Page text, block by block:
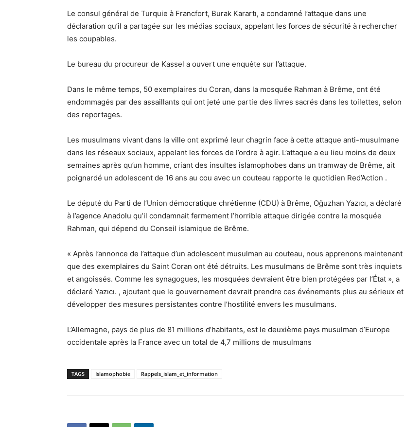
Le consul général de Turquie à Francfort, Burak Karartı, a condamné l’attaque dans une
déclaration qu’il a partagée sur les médias sociaux, appelant les forces de sécurité à rechercher
les coupables.
Le bureau du procureur de Kassel a ouvert une enquête sur l’attaque.
Dans le même temps, 50 exemplaires du Coran, dans la mosquée Rahman à Brême, ont été
endommagés par des assaillants qui ont jeté une partie des livres sacrés dans les toilettes, selon
des reportages.
Les musulmans vivant dans la ville ont exprimé leur chagrin face à cette attaque anti-musulmane
dans les réseaux sociaux, appelant les forces de l’ordre à agir. L’attaque a eu lieu moins de deux
semaines après qu’un homme, criant des insultes islamophobes dans un tramway de Brême, ait
poignardé un adolescent de 16 ans au cou avec un couteau rapporte le quotidien Red’Action .
Le député du Parti de l’Union démocratique chrétienne (CDU) à Brême, Oğuzhan Yazıcı, a déclaré
à l’agence Anadolu qu’il condamnait fermement l’horrible attaque dirigée contre la mosquée
Rahman, qui dépend du Conseil islamique de Brême.
« Après l’annonce de l’attaque d’un adolescent musulman au couteau, nous apprenons maintenant
que des exemplaires du Saint Coran ont été détruits. Les musulmans de Brême sont très inquiets
et angoissés. Comme les synagogues, les mosquées devraient être bien protégées par l’État », a
déclaré Yazıcı. , ajoutant que le gouvernement devrait prendre ces événements plus au sérieux et
développer des mesures persistantes contre l’hostilité envers les musulmans.
L’Allemagne, pays de plus de 81 millions d’habitants, est le deuxième pays musulman d’Europe
occidentale après la France avec un total de 4,7 millions de musulmans
TAGS Islamophobie Rappels_islam_et_information